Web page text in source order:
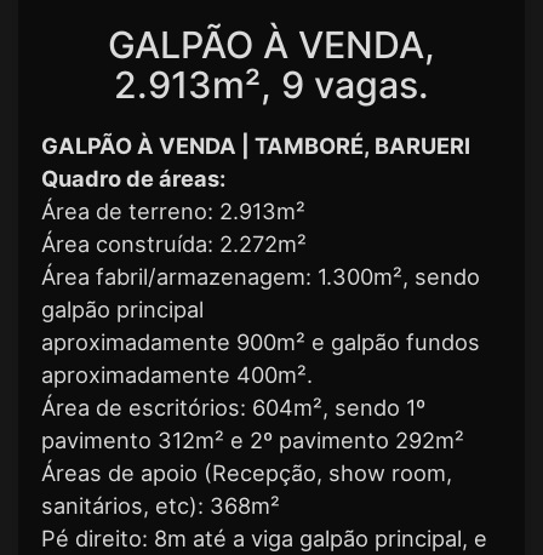
GALPÃO À VENDA,
2.913m², 9 vagas.
GALPÃO À VENDA | TAMBORÉ, BARUERI
Quadro de áreas:
Área de terreno: 2.913m²
Área construída: 2.272m²
Área fabril/armazenagem: 1.300m², sendo
galpão principal
aproximadamente 900m² e galpão fundos
aproximadamente 400m².
Área de escritórios: 604m², sendo 1º
pavimento 312m² e 2º pavimento 292m²
Áreas de apoio (Recepção, show room,
sanitários, etc): 368m²
Pé direito: 8m até a viga galpão principal, e